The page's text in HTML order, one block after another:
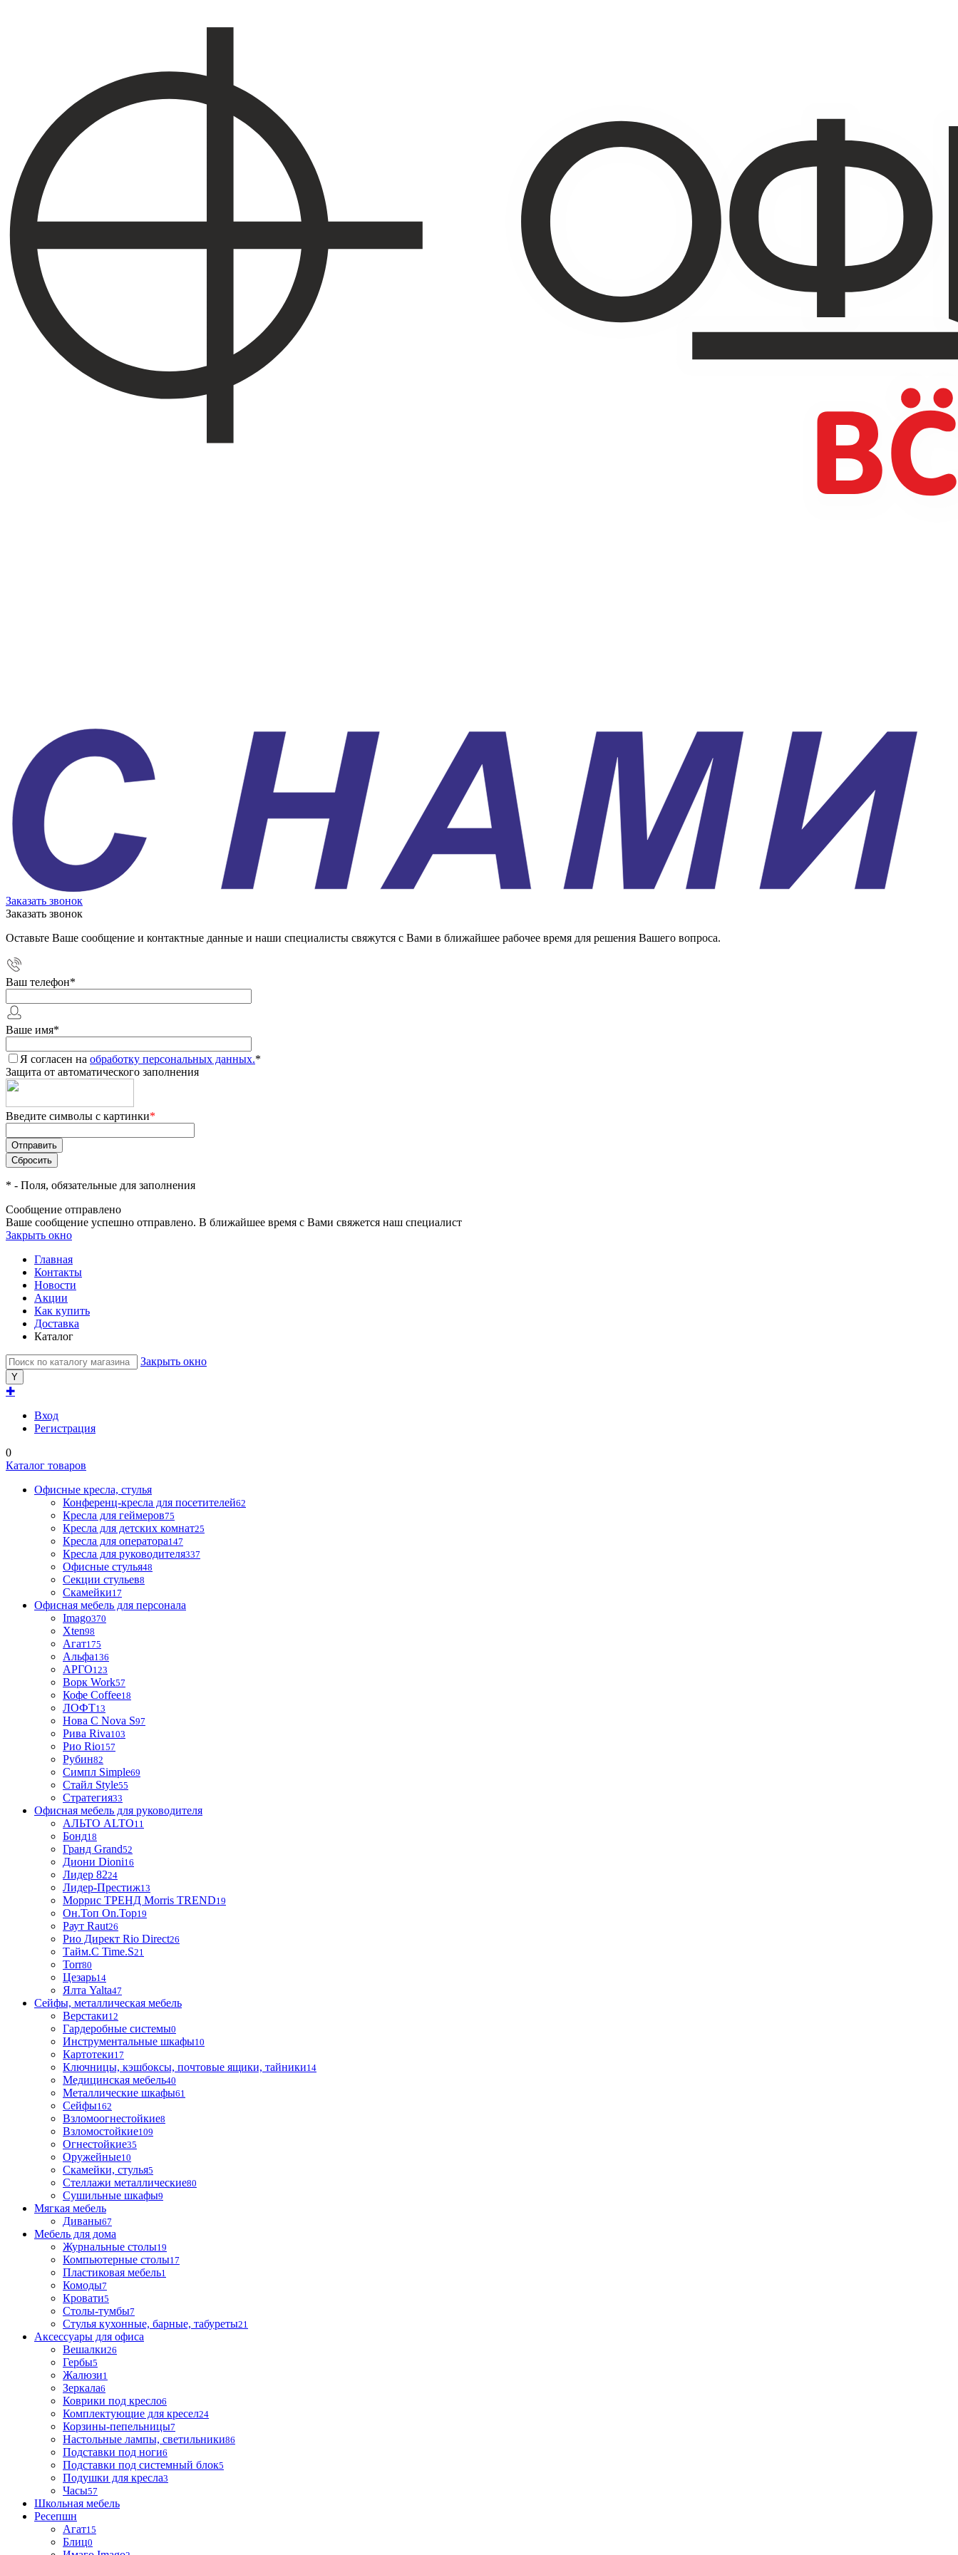
Заказать звонок
Заказать звонок
Оставьте Ваше сообщение и контактные данные и наши специалисты свяжутся с Вами в ближайшее рабочее время для решения Вашего вопроса.
Ваш телефон*
Ваше имя*
Я согласен на обработку персональных данных.*
Защита от автоматического заполнения
Введите символы с картинки*
* - Поля, обязательные для заполнения
Сообщение отправлено
Ваше сообщение успешно отправлено. В ближайшее время с Вами свяжется наш специалист
Закрыть окно
Главная
Контакты
Новости
Акции
Как купить
Доставка
Каталог
Закрыть окно
✚
Вход
Регистрация
0
Каталог товаров
Офисные кресла, стулья
Конференц-кресла для посетителей62
Кресла для геймеров75
Кресла для детских комнат25
Кресла для оператора147
Кресла для руководителя337
Офисные стулья48
Секции стульев8
Скамейки17
Офисная мебель для персонала
Imago370
Xten98
Агат175
Альфа136
АРГО123
Ворк Work57
Кофе Coffee18
ЛОФТ13
Нова С Nova S97
Рива Riva103
Рио Rio157
Рубин82
Симпл Simple69
Стайл Style55
Стратегия33
Офисная мебель для руководителя
АЛЬТО ALTO11
Бонд18
Гранд Grand52
Диони Dioni16
Лидер 8224
Лидер-Престиж13
Моррис ТРЕНД Morris TREND19
Он.Топ On.Top19
Раут Raut26
Рио Директ Rio Direct26
Тайм.С Time.S21
Torr80
Цезарь14
Ялта Yalta47
Сейфы, металлическая мебель
Верстаки12
Гардеробные системы0
Инструментальные шкафы10
Картотеки17
Ключницы, кэшбоксы, почтовые ящики, тайники14
Медицинская мебель40
Металлические шкафы61
Сейфы162
Взломоогнестойкие8
Взломостойкие109
Огнестойкие35
Оружейные10
Скамейки, стулья5
Стеллажи металлические80
Сушильные шкафы9
Мягкая мебель
Диваны67
Мебель для дома
Журнальные столы19
Компьютерные столы17
Пластиковая мебель1
Комоды7
Кровати5
Столы-тумбы7
Стулья кухонные, барные, табуреты21
Аксессуары для офиса
Вешалки26
Гербы5
Жалюзи1
Зеркала6
Коврики под кресло6
Комплектующие для кресел24
Корзины-пепельницы7
Настольные лампы, светильники86
Подставки под ноги6
Подставки под системный блок5
Подушки для кресла3
Часы57
Школьная мебель
Ресепшн
Агат15
Блиц0